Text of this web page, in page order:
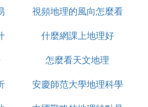
數據分析
視頻地理的風向怎麼看
什麼網課上地理好
怎麼看天文地理
安慶師范大學地理科學